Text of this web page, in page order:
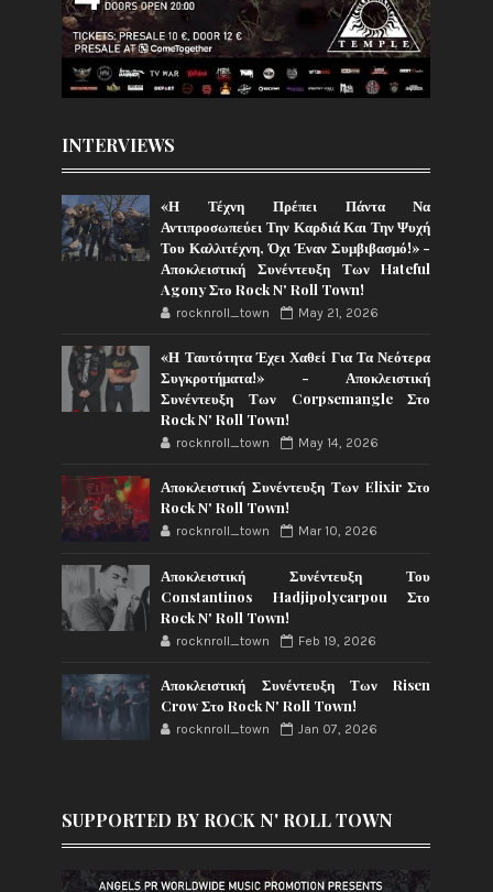
INTERVIEWS
«Η Τέχνη Πρέπει Πάντα Να
Αντιπροσωπεύει Την Καρδιά Και Την Ψυχή
Του Καλλιτέχνη, Όχι Έναν Συμβιβασμό!» -
Αποκλειστική Συνέντευξη Των Hateful
Agony Στο Rock N' Roll Town!
rocknroll_town May 21, 2026
«Η Ταυτότητα Έχει Χαθεί Για Τα Νεότερα
Συγκροτήματα!» - Αποκλειστική
Συνέντευξη Των Corpsemangle Στο
Rock N' Roll Town!
rocknroll_town May 14, 2026
Αποκλειστική Συνέντευξη Των Elixir Στο
Rock N' Roll Town!
rocknroll_town Mar 10, 2026
Αποκλειστική Συνέντευξη Του
Constantinos Hadjipolycarpou Στο
Rock N' Roll Town!
rocknroll_town Feb 19, 2026
Αποκλειστική Συνέντευξη Των Risen
Crow Στο Rock N' Roll Town!
rocknroll_town Jan 07, 2026
SUPPORTED BY ROCK N' ROLL TOWN